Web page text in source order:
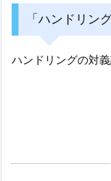
「ハンドリン
ハンドリングの対